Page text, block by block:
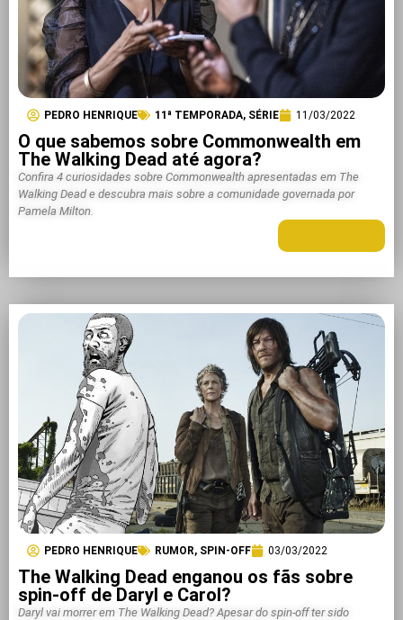
PEDRO HENRIQUE 11ª TEMPORADA, SÉRIE 11/03/2022
O que sabemos sobre Commonwealth em
The Walking Dead até agora?
Confira 4 curiosidades sobre Commonwealth apresentadas em The
Walking Dead e descubra mais sobre a comunidade governada por
Pamela Milton.
PEDRO HENRIQUE RUMOR, SPIN-OFF 03/03/2022
The Walking Dead enganou os fãs sobre
spin-off de Daryl e Carol?
Daryl vai morrer em The Walking Dead? Apesar do spin-off ter sido